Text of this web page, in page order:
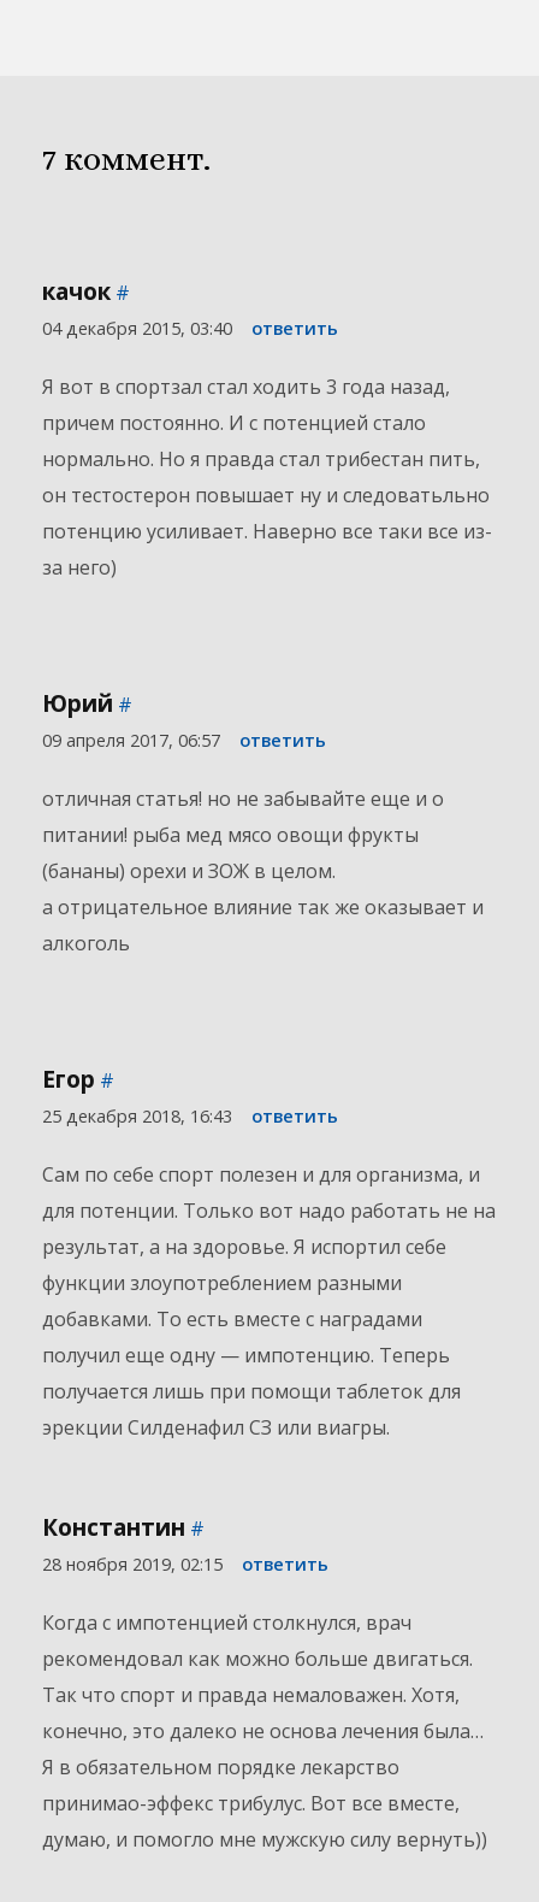
7 коммент.
качок #
04 декабря 2015, 03:40 ответить
Я вот в спортзал стал ходить 3 года назад,
причем постоянно. И с потенцией стало
нормально. Но я правда стал трибестан пить,
он тестостерон повышает ну и следоватьльно
потенцию усиливает. Наверно все таки все из-
за него)
Юрий #
09 апреля 2017, 06:57 ответить
отличная статья! но не забывайте еще и о
питании! рыба мед мясо овощи фрукты
(бананы) орехи и ЗОЖ в целом.
а отрицательное влияние так же оказывает и
алкоголь
Егор #
25 декабря 2018, 16:43 ответить
Сам по себе спорт полезен и для организма, и
для потенции. Только вот надо работать не на
результат, а на здоровье. Я испортил себе
функции злоупотреблением разными
добавками. То есть вместе с наградами
получил еще одну — импотенцию. Теперь
получается лишь при помощи таблеток для
эрекции Силденафил СЗ или виагры.
Константин #
28 ноября 2019, 02:15 ответить
Когда с импотенцией столкнулся, врач
рекомендовал как можно больше двигаться.
Так что спорт и правда немаловажен. Хотя,
конечно, это далеко не основа лечения была…
Я в обязательном порядке лекарство
принимао-эффекс трибулус. Вот все вместе,
думаю, и помогло мне мужскую силу вернуть))